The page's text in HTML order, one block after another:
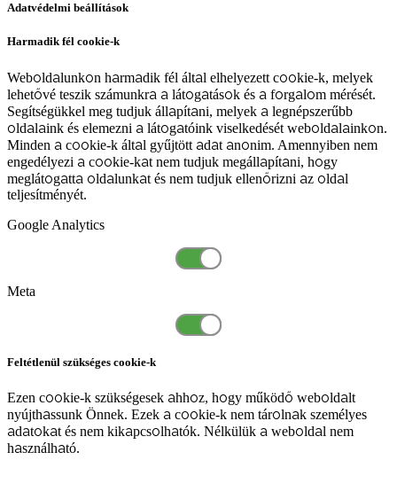
Adatvédelmi beállítások
Harmadik fél cookie-k
Weboldalunkon harmadik fél által elhelyezett cookie-k, melyek
lehetővé teszik számunkra a látogatások és a forgalom mérését.
Segítségükkel meg tudjuk állapítani, melyek a legnépszerűbb
oldalaink és elemezni a látogatóink viselkedését weboldalainkon.
Minden a cookie-k által gyűjtött adat anonim. Amennyiben nem
engedélyezi a cookie-kat nem tudjuk megállapítani, hogy
meglátogatta oldalunkat és nem tudjuk ellenőrizni az oldal
teljesítményét.
Google Analytics
Meta
Feltétlenül szükséges cookie-k
Ezen cookie-k szükségesek ahhoz, hogy működő weboldalt
nyújthassunk Önnek. Ezek a cookie-k nem tárolnak személyes
adatokat és nem kikapcsolhatók. Nélkülük a weboldal nem
használható.